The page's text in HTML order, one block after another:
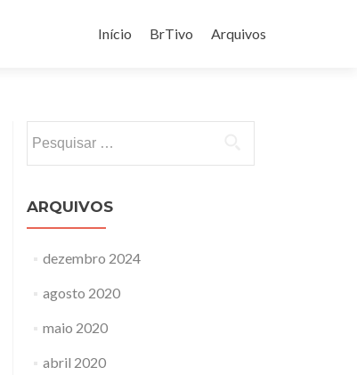
para
Início BrTivo Arquivos
por:
ARQUIVOS
dezembro 2024
agosto 2020
maio 2020
abril 2020